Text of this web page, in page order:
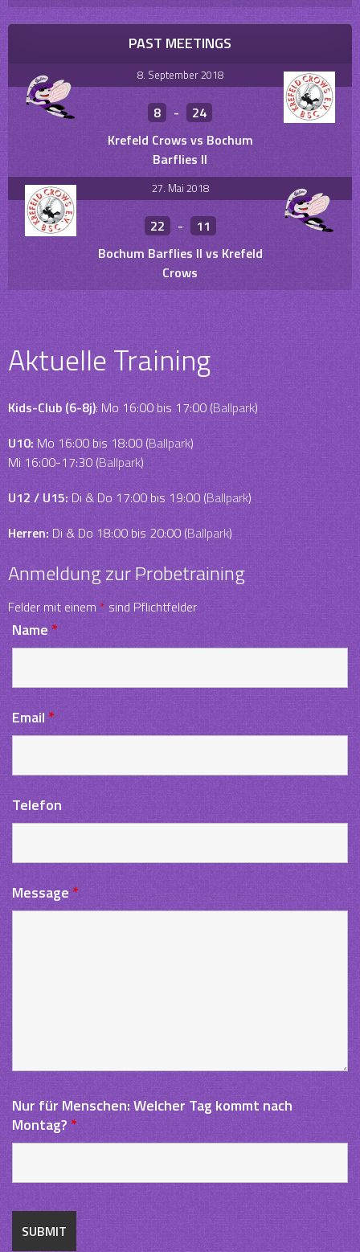
PAST MEETINGS
8. September 2018
8 -
24
Krefeld Crows vs Bochum
Barflies II
27. Mai 2018
22 -
11
Bochum Barflies II vs Krefeld
Crows
Aktuelle Training
Kids-Club (6-8j): Mo 16:00 bis 17:00 (Ballpark)
U10: Mo 16:00 bis 18:00 (Ballpark)
Mi 16:00-17:30 (Ballpark)
U12 / U15: Di & Do 17:00 bis 19:00 (Ballpark)
Herren:Di & Do 18:00 bis 20:00 (Ballpark)
Anmeldung zur Probetraining
Felder mit einem *sind Pflichtfelder
Name*
Email *
Telefon
Message *
Nur für Menschen: Welcher Tag kommt nach
Montag? *